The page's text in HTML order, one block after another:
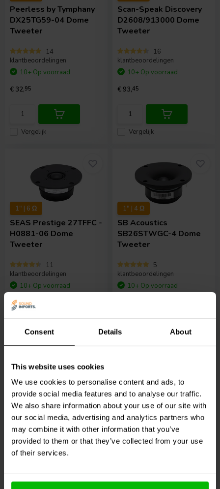
Consent Details About
This website uses cookies
We use cookies to personalise content and ads, to
provide social media features and to analyse our traffic.
We also share information about your use of our site with
our social media, advertising and analytics partners who
may combine it with other information that you’ve
provided to them or that they’ve collected from your use
of their services.
Peerless by Tymphany
DX25TG59-04 Dome
Tweeter
14
klantbeoordelingen
Vergelijk
10+ Op voorraad
€ 32,95
Scan-Speak Discovery
D2608/913000 Dome
Tweeter
16
klantbeoordelingen
Vergelijk
10+ Op voorraad
€ 93,45
1" | 6 Ω
SEAS Prestige 27TFFC -
H0881-06 Dome
Tweeter
11
klantbeoordelingen
Vergelijk
10+ Op voorraad
€ 69,95
1" | 4 Ω
SB Acoustics
SB26STWGC-4 Dome
Tweeter
5
klantbeoordelingen
Vergelijk
10+ Op voorraad
1" | 8 Ω
Peerless by Tymphany
DA25TX00-08 Dome
Tweeter Matched Pair
1" | 8 Ω
GRS
1TD1-8 Dome
Tweeter